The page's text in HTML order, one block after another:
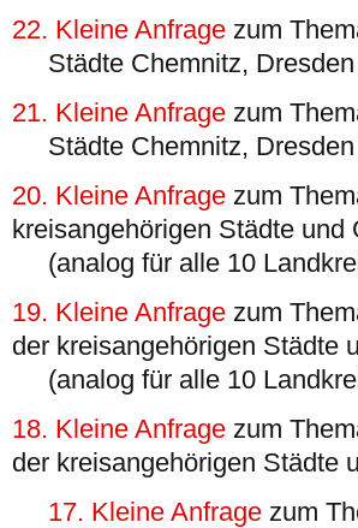
22. Kleine Anfrage zum
Städte Chemnitz,
21. Kleine Anfrage zum
Städte Chemnitz,
20. Kleine Anfrage zum
kreisangehörigen Städte
(analog für alle 10
19. Kleine Anfrage zum
der kreisangehörigen Städte
(analog für alle 10
18. Kleine Anfrage zum
der kreisangehörigen Städte
17. Kleine Anfrage zum